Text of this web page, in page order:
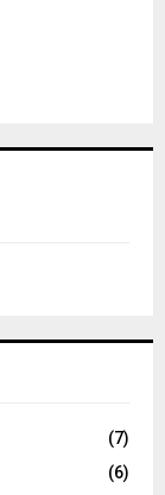
(7)
(6)